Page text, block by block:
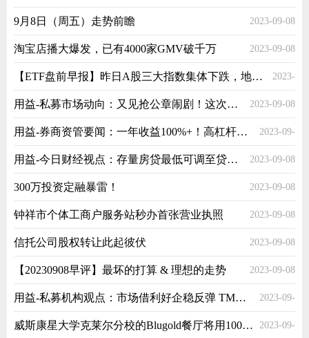
08
9月8日（周五）走势前瞻 2023-09-08
淘宝店播大爆发，已有4000家GMV破千万 2023-09-08
【ETF盘前早报】昨日A股三大指数集体下跌，地产ETF(159707)成交额大幅放量超6559万元，换手率达13.71% 2023-
09-08
用益-私募市场动向：又见抢公章闹剧！这次是私募 2023-09-08
用益-券商资管要闻：一年收益100%+！高杠杆DMA资管产品曝光！ 2023-09-
08
用益-今日财经视点：存量房贷最低可调至贷款时全国下限 2023-09-08
300万投资定融暴雷！ 2023-09-08
钟祥市个体工商户服务站秒办首张营业执照 2023-09-08
信托公司股权转让此起彼伏 2023-09-08
【20230908早评】最坏的打算 & 理想的走势 2023-09-08
用益-私募机构观点：市场借利好企稳反弹 TMT有望成为主线之一 2023-09-
07
威斯康星大学克莱尔分校的Blugold餐厅将用100%可回收铝罐取代塑料瓶 2023-09-